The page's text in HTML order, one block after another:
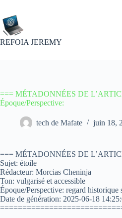
contenu
REFOIA JEREMY
=== MÉTADONNÉES DE
Époque/Perspective:
tech de Mafate juin 18,
=== MÉTADONNÉES DE
Sujet: étoile
Rédacteur: Morcias Cheninja
Ton: vulgarisé et accessible
Époque/Perspective: regard historique
Date de génération: 2025-06-18